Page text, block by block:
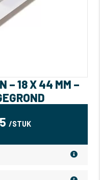
– 18 X 44 MM –
HUIDIGE
/STUK